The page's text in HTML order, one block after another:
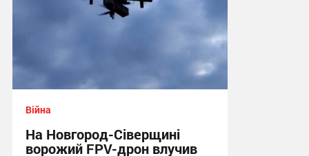
Війна
На Новгород-Сіверщині
ворожий FPV-дрон влучив